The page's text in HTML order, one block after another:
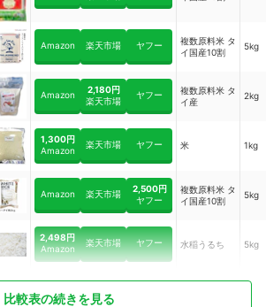
Amazon 楽天市場 ヤフー
複数原料米 タ
イ国産10割
5kg
Amazon
2,180円
楽天市場
ヤフー
複数原料米 タ
イ産
2kg
1,300円
Amazon
楽天市場 ヤフー 米 1kg
Amazon 楽天市場
2,500円
ヤフー
複数原料米 タ
イ国産10割
5kg
2,498円
Amazon
楽天市場 ヤフー 水稲うるち 5kg
比較表の続きを見る